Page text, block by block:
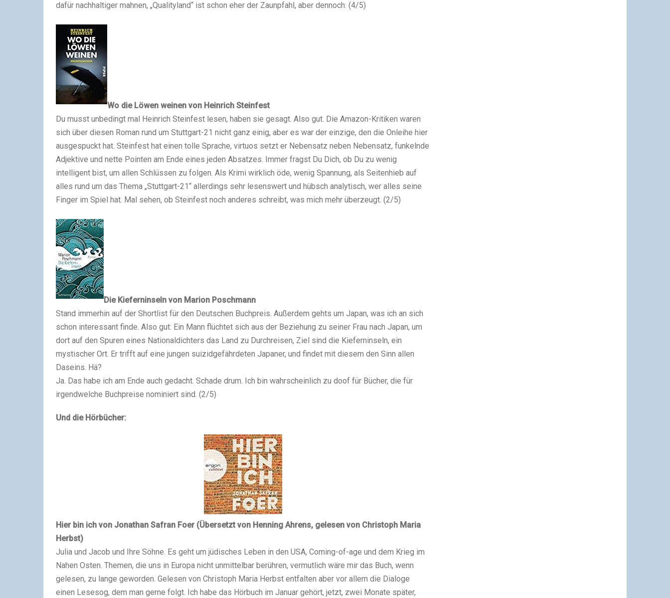
dafür nachhaltiger mahnen, „Qualityland“ ist schon eher der Zaunpfahl, aber dennoch: (4/5)
Wo die Löwen weinen von Heinrich Steinfest
Du musst unbedingt mal Heinrich Steinfest lesen, haben sie gesagt. Also gut. Die Amazon-Kritiken waren
sich über diesen Roman rund um Stuttgart-21 nicht ganz einig, aber es war der einzige, den die Onleihe hier
ausgespuckt hat. Steinfest hat einen tolle Sprache, virtuos setzt er Nebensatz neben Nebensatz, funkelnde
Adjektive und nette Pointen am Ende eines jeden Absatzes. Immer fragst Du Dich, ob Du zu wenig
intelligent bist, um allen Schlüssen zu folgen. Als Krimi wirklich öde, wenig Spannung, als Seitenhieb auf
alles rund um das Thema „Stuttgart-21“ allerdings sehr lesenswert und hübsch analytisch, wer alles seine
Finger im Spiel hat. Mal sehen, ob Steinfest noch anderes schreibt, was mich mehr überzeugt. (2/5)
Die Kieferninseln von Marion Poschmann
Stand immerhin auf der Shortlist für den Deutschen Buchpreis. Außerdem gehts um Japan, was ich an sich
schon interessant finde. Also gut: Ein Mann flüchtet sich aus der Beziehung zu seiner Frau nach Japan, um
dort auf den Spuren eines Nationaldichters das Land zu Durchreisen, Ziel sind die Kieferninseln, ein
mystischer Ort. Er trifft auf eine jungen suizidgefährdeten Japaner, und findet mit diesem den Sinn allen
Daseins. Hä?
Ja. Das habe ich am Ende auch gedacht. Schade drum. Ich bin wahrscheinlich zu doof für Bücher, die für
irgendwelche Buchpreise nominiert sind. (2/5)
Und die Hörbücher:
Hier bin ich von Jonathan Safran Foer (Übersetzt von Henning Ahrens, gelesen von Christoph Maria
Herbst)
Julia und Jacob und Ihre Söhne. Es geht um jüdisches Leben in den USA, Coming-of-age und dem Krieg im
Nahen Osten. Themen, die uns in Europa nicht unmittelbar berühren, vermutlich wäre mir das Buch, wenn
gelesen, zu lange geworden. Gelesen von Christoph Maria Herbst entfalten aber vor allem die Dialoge
einen Lesesog, dem man gerne folgt. Ich habe das Hörbuch im Januar gehört, jetzt, zwei Monate später,